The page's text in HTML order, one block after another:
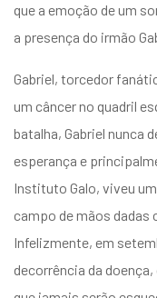
que a emoção de um
a presença do irmão
Gabriel, torcedor
um câncer no quadril
batalha, Gabriel nunca
esperança e
Instituto Galo, viveu
campo de mãos dadas
Infelizmente, em
decorrência da